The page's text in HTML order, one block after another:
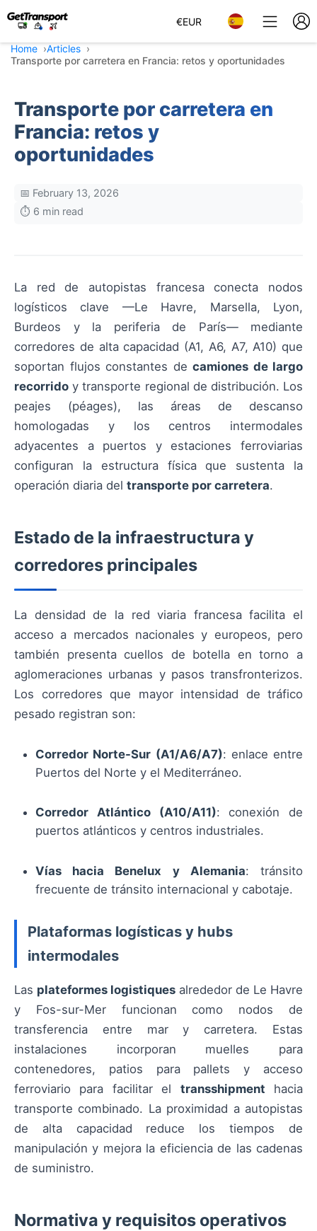
€EUR
Home
Articles
Transporte por carretera en Francia: retos y oportunidades
Transporte por carretera en
Francia: retos y
oportunidades
📅 February 13, 2026
⏱️ 6 min read
La red de autopistas francesa conecta nodos
logísticos clave —Le Havre, Marsella, Lyon,
Burdeos y la periferia de París— mediante
corredores de alta capacidad (A1, A6, A7, A10) que
soportan flujos constantes de camiones de largo
recorrido y transporte regional de distribución. Los
peajes (péages), las áreas de descanso
homologadas y los centros intermodales
adyacentes a puertos y estaciones ferroviarias
configuran la estructura física que sustenta la
operación diaria del transporte por carretera.
Estado de la infraestructura y
corredores principales
La densidad de la red viaria francesa facilita el
acceso a mercados nacionales y europeos, pero
también presenta cuellos de botella en torno a
aglomeraciones urbanas y pasos transfronterizos.
Los corredores que mayor intensidad de tráfico
pesado registran son:
Corredor Norte-Sur (A1/A6/A7): enlace entre
Puertos del Norte y el Mediterráneo.
Corredor Atlántico (A10/A11): conexión de
puertos atlánticos y centros industriales.
Vías hacia Benelux y Alemania: tránsito
frecuente de tránsito internacional y cabotaje.
Plataformas logísticas y hubs
intermodales
Las plateformes logistiques alrededor de Le Havre
y Fos-sur-Mer funcionan como nodos de
transferencia entre mar y carretera. Estas
instalaciones incorporan muelles para
contenedores, patios para pallets y acceso
ferroviario para facilitar el transshipment hacia
transporte combinado. La proximidad a autopistas
de alta capacidad reduce los tiempos de
manipulación y mejora la eficiencia de las cadenas
de suministro.
Normativa y requisitos operativos